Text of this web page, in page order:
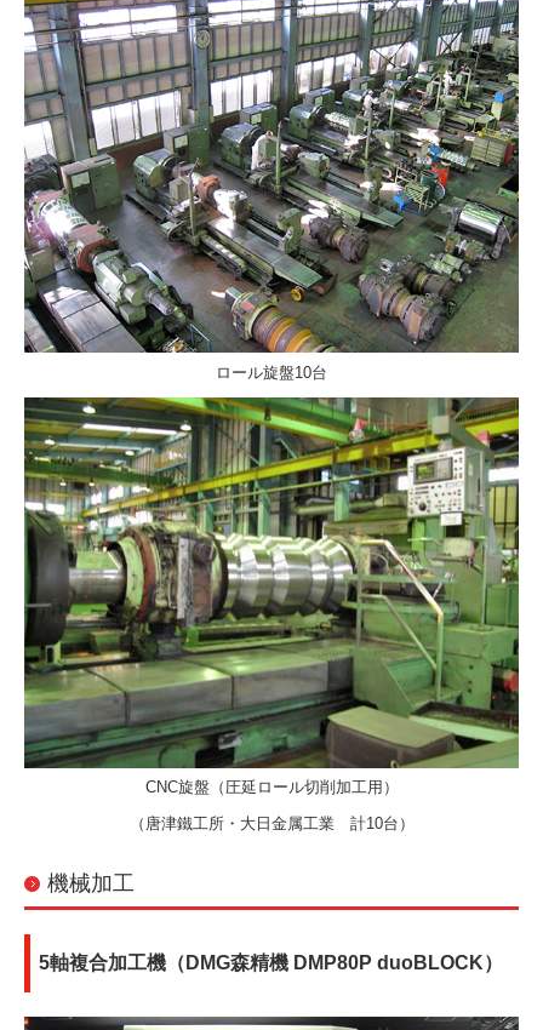
ロール旋盤10台
CNC旋盤（圧延ロール切削加工用）
（唐津鐵工所・大日金属工業 計10台）
機械加工
5軸複合加工機（DMG森精機 DMP80P duoBLOCK）